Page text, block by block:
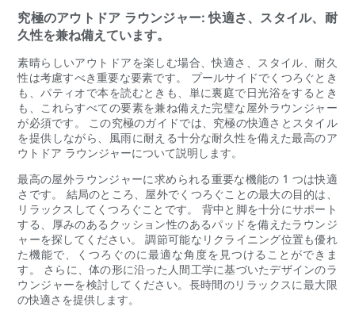
究極のアウトドア ラウンジャー: 快適さ、スタイル、耐
久性を兼ね備えています。
素晴らしいアウトドアを楽しむ場合、快適さ、スタイル、耐久
性は考慮すべき重要な要素です。 プールサイドでくつろぐとき
も、パティオで本を読むときも、単に裏庭で日光浴をするとき
も、これらすべての要素を兼ね備えた完璧な屋外ラウンジャー
が必須です。 この究極のガイドでは、究極の快適さとスタイル
を提供しながら、風雨に耐える十分な耐久性を備えた最高のア
ウトドア ラウンジャーについて説明します。
最高の屋外ラウンジャーに求められる重要な機能の 1 つは快適
さです。 結局のところ、屋外でくつろぐことの最大の目的は、
リラックスしてくつろぐことです。 背中と脚を十分にサポート
する、厚みのあるクッション性のあるパッドを備えたラウンジ
ャーを探してください。 調節可能なリクライニング位置も優れ
た機能で、くつろぐのに最適な角度を見つけることができま
す。 さらに、体の形に沿った人間工学に基づいたデザインのラ
ウンジャーを検討してください。長時間のリラックスに最大限
の快適さを提供します。